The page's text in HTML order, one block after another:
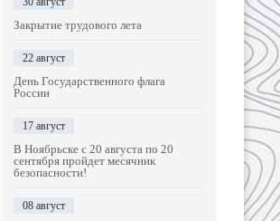
Закрытие трудового лета
22 август
День Государственного флага
России
17 август
В Ноябрьске с 20 августа по 20
сентября пройдет месячник
безопасности!
08 август